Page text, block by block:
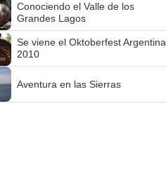
Conociendo el Valle de los
Grandes Lagos
Se viene el Oktoberfest Argentina
2010
Aventura en las Sierras